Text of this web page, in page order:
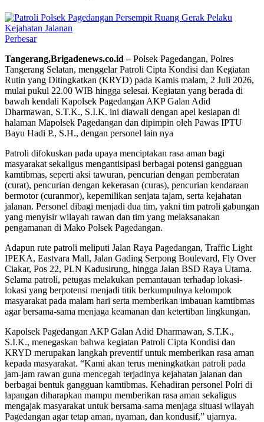
Perbesar
Tangerang,Brigadenews.co.id –Polsek Pagedangan, Polres
Tangerang Selatan, menggelar Patroli Cipta Kondisi dan Kegiatan
Rutin yang Ditingkatkan (KRYD) pada Kamis malam, 2 Juli 2026,
mulai pukul 22.00 WIB hingga selesai. Kegiatan yang berada di
bawah kendali Kapolsek Pagedangan AKP Galan Adid
Dharmawan, S.T.K., S.I.K. ini diawali dengan apel kesiapan di
halaman Mapolsek Pagedangan dan dipimpin oleh Pawas IPTU
Bayu Hadi P., S.H., dengan personel lain nya
Patroli difokuskan pada upaya menciptakan rasa aman bagi
masyarakat sekaligus mengantisipasi berbagai potensi gangguan
kamtibmas, seperti aksi tawuran, pencurian dengan pemberatan
(curat), pencurian dengan kekerasan (curas), pencurian kendaraan
bermotor (curanmor), kepemilikan senjata tajam, serta kejahatan
jalanan. Personel dibagi menjadi dua tim, yakni tim patroli gabungan
yang menyisir wilayah rawan dan tim yang melaksanakan
pengamanan di Mako Polsek Pagedangan.
Adapun rute patroli meliputi Jalan Raya Pagedangan, Traffic Light
IPEKA, Eastvara Mall, Jalan Gading Serpong Boulevard, Fly Over
Ciakar, Pos 22, PLN Kadusirung, hingga Jalan BSD Raya Utama.
Selama patroli, petugas melakukan pemantauan terhadap lokasi-
lokasi yang berpotensi menjadi titik berkumpulnya kelompok
masyarakat pada malam hari serta memberikan imbauan kamtibmas
agar bersama-sama menjaga keamanan dan ketertiban lingkungan.
Kapolsek Pagedangan AKP Galan Adid Dharmawan, S.T.K.,
S.I.K., menegaskan bahwa kegiatan Patroli Cipta Kondisi dan
KRYD merupakan langkah preventif untuk memberikan rasa aman
kepada masyarakat. “Kami akan terus meningkatkan patroli pada
jam-jam rawan guna mencegah terjadinya kejahatan jalanan dan
berbagai bentuk gangguan kamtibmas. Kehadiran personel Polri di
lapangan diharapkan mampu memberikan rasa aman sekaligus
mengajak masyarakat untuk bersama-sama menjaga situasi wilayah
Pagedangan agar tetap aman, nyaman, dan kondusif,” ujarnya.